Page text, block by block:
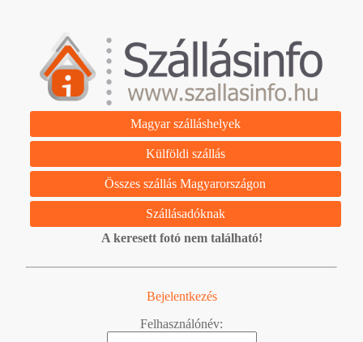
Magyar szálláshelyek
Külföldi szállás
Összes szállás Magyarországon
Szállásadóknak
A keresett fotó nem található!
Bejelentkezés
Felhasználónév: